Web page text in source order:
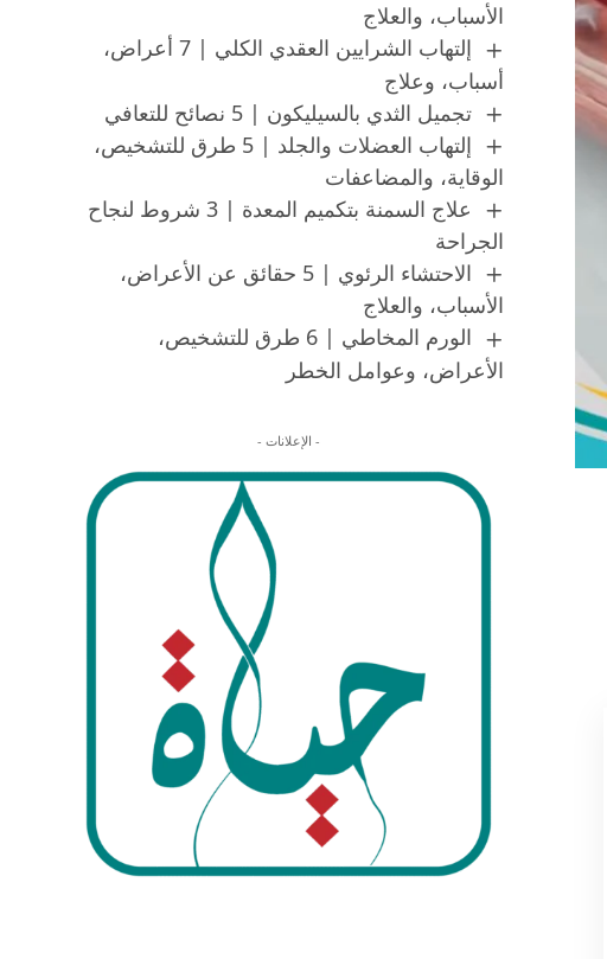
الأسباب، والعلاج
إلتهاب الشرايين العقدي الكلي | 7 أعراض،
أسباب، وعلاج
تجميل الثدي بالسيليكون | 5 نصائح للتعافي
إلتهاب العضلات والجلد | 5 طرق للتشخيص،
الوقاية، والمضاعفات
علاج السمنة بتكميم المعدة | 3 شروط لنجاح
الجراحة
الاحتشاء الرئوي | 5 حقائق عن الأعراض،
الأسباب، والعلاج
الورم المخاطي | 6 طرق للتشخيص،
الأعراض، وعوامل الخطر
- الإعلانات -